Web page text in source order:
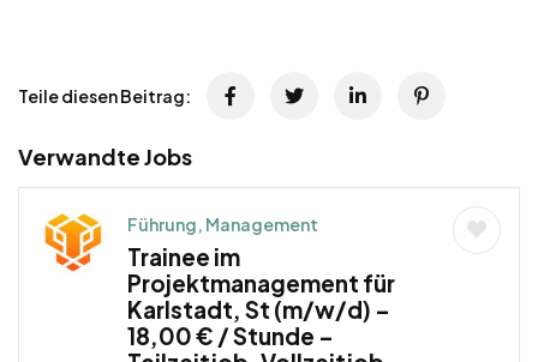
Teile diesen Beitrag:
Verwandte Jobs
Führung, Management
Trainee im
Projektmanagement für
Karlstadt, St (m/w/d) –
18,00 € / Stunde –